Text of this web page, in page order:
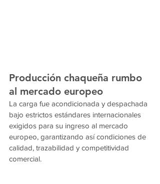
Producción chaqueña rumbo
al mercado europeo
La carga fue acondicionada y despachada
bajo estrictos estándares internacionales
exigidos para su ingreso al mercado
europeo, garantizando así condiciones de
calidad, trazabilidad y competitividad
comercial.